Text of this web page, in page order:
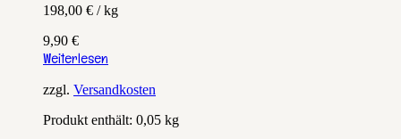
198,00 € /kg
9,90 €
Weiterlesen
zzgl. Versandkosten
Produkt enthält: 0,05 kg